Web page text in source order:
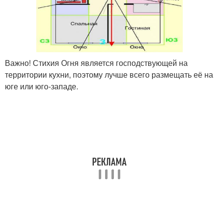
Важно! Стихия Огня является господствующей на
территории кухни, поэтому лучше всего размещать её на
юге или юго-западе.